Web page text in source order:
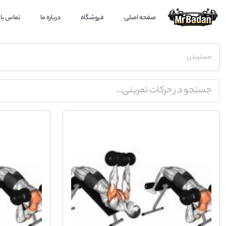
صفحه اصلی فروشگاه درباره ما تماس
مستربدن
جستجو در حرکات تمرینی...